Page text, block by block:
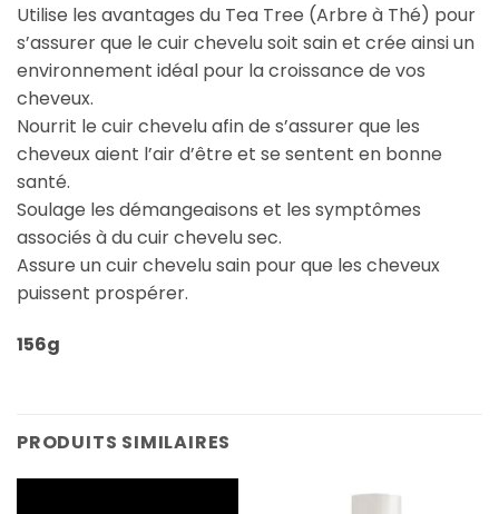
Utilise les avantages du Tea Tree (Arbre à Thé) pour
s’assurer que le cuir chevelu soit sain et crée ainsi un
environnement idéal pour la croissance de vos
cheveux.
Nourrit le cuir chevelu afin de s’assurer que les
cheveux aient l’air d’être et se sentent en bonne
santé.
Soulage les démangeaisons et les symptômes
associés à du cuir chevelu sec.
Assure un cuir chevelu sain pour que les cheveux
puissent prospérer.
156g
PRODUITS SIMILAIRES